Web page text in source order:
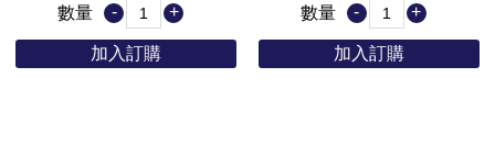
數量 - +
加入訂購
數量 - +
加入訂購